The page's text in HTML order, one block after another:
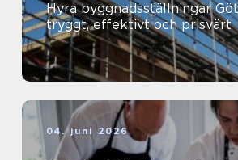
Hyra byggnadsställningar
tryggt, effektivt och prisvärt
04. juni 2026